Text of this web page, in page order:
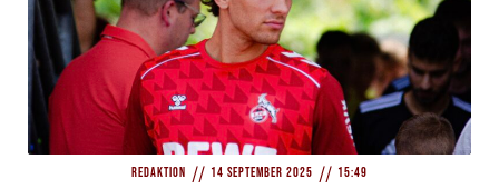
Redaktion // 14 September 2025 // 15:49